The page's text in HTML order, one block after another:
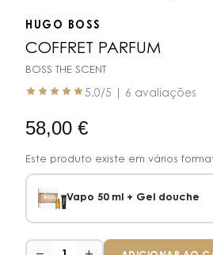
HUGO BOSS
COFFRET PARFUM
BOSS THE SCENT
5.0/5 | 6 avaliações
58,00 €
Este produto existe em vários
Vapo 50 ml + Gel douche